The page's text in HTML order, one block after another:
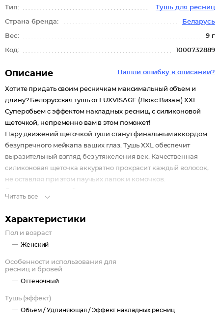
Тип: Тушь для ресниц
Страна бренда: Беларусь
Вес: 9 г
Код: 1000732889
Нашли ошибку в описании?
Описание
Хотите придать своим ресничкам максимальный объем и
длину? Белорусская тушь от LUXVISAGE (Люкс Визаж) XXL
Суперобьем с эффектом накладных ресниц, с силиконовой
щеточкой, непременно вам в этом поможет!
Пару движений щеточкой туши станут финальным аккордом
безупречного мейкапа ваших глаз. Тушь XXL обеспечит
выразительный взгляд без утяжеления век. Качественная
силиконовая щеточка аккуратно прокрасит каждый волосок,
не оставляя при этом паучьих лапок и комочков.
Читать все
Характеристики
Пол и возраст
Женский
Особенности использования для
ресниц и бровей
Оттеночный
Тушь (эффект)
Объем /Удлиняющая /Эффект накладных ресниц